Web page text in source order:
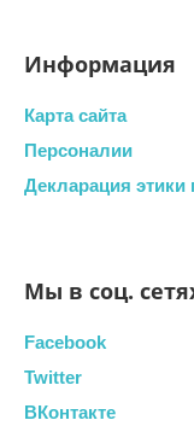
Информация
Карта сайта
Персоналии
Декларация этики
Мы в соц.
Facebook
Twitter
ВКонтакте